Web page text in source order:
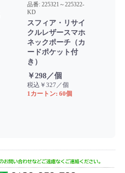
品番: 225321～225322-
KD
スフィア・リサイ
クルレザースマホ
ネックポーチ（カ
ードポケット付
き）
￥298／個
税込￥327／個
1カートン: 60個